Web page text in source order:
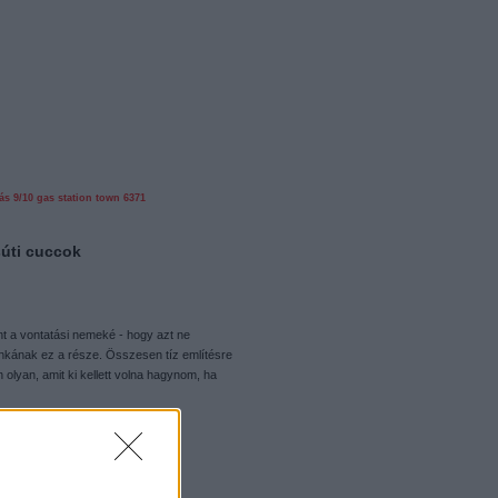
9/10 gas station town 6371
cuccok
a vontatási nemeké - hogy azt ne
ez a része. Összesen tíz említésre
amit ki kellett volna hagynom, ha